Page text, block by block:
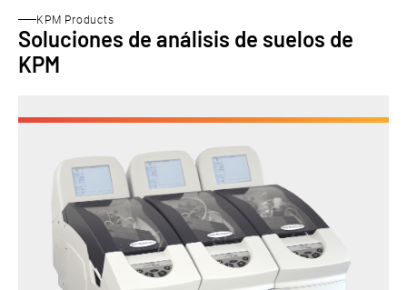
KPM Products
Soluciones de análisis de suelos de
KPM